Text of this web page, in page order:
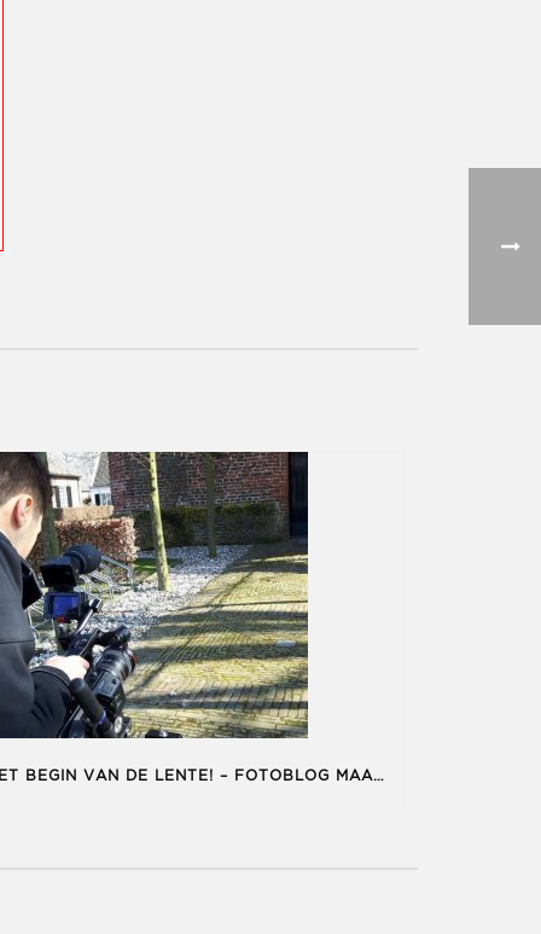
HET BEGIN VAN DE LENTE! – FOTOBLOG MAART